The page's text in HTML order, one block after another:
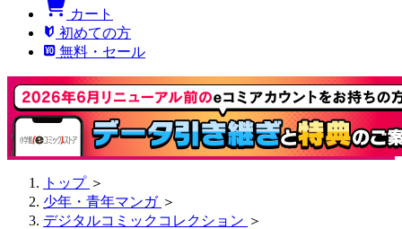
カート
初めての方
無料・セール
トップ ＞
少年・青年マンガ ＞
デジタルコミックコレクション ＞